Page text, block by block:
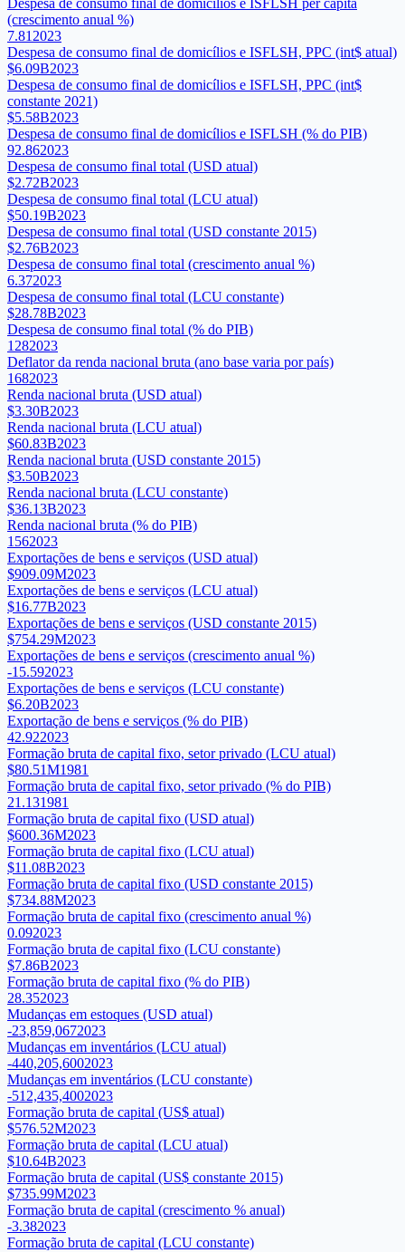
(crescimento anual %)
7.81 2023
Despesa de consumo final de domicílios e ISFLSH, PPC (int$ atual)
$6.09B2023
Despesa de consumo final de domicílios e ISFLSH, PPC (int$
constante 2021)
$5.58B2023
Despesa de consumo final de domicílios e ISFLSH (% do PIB)
92.862023
Despesa de consumo final total (USD atual)
$2.72B2023
Despesa de consumo final total (LCU atual)
$50.19B2023
Despesa de consumo final total (USD constante 2015)
$2.76B2023
Despesa de consumo final total (crescimento anual %)
6.372023
Despesa de consumo final total (LCU constante)
$28.78B2023
Despesa de consumo final total (% do PIB)
1282023
Deflator da renda nacional bruta (ano base varia por país)
1682023
Renda nacional bruta (USD atual)
$3.30B2023
Renda nacional bruta (LCU atual)
$60.83B2023
Renda nacional bruta (USD constante 2015)
$3.50B2023
Renda nacional bruta (LCU constante)
$36.13B2023
Renda nacional bruta (% do PIB)
1562023
Exportações de bens e serviços (USD atual)
$909.09M2023
Exportações de bens e serviços (LCU atual)
$16.77B2023
Exportações de bens e serviços (USD constante 2015)
$754.29M2023
Exportações de bens e serviços (crescimento anual %)
-15.592023
Exportações de bens e serviços (LCU constante)
$6.20B2023
Exportação de bens e serviços (% do PIB)
42.922023
Formação bruta de capital fixo, setor privado (LCU atual)
$80.51M1981
Formação bruta de capital fixo, setor privado (% do PIB)
21.131981
Formação bruta de capital fixo (USD atual)
$600.36M2023
Formação bruta de capital fixo (LCU atual)
$11.08B2023
Formação bruta de capital fixo (USD constante 2015)
$734.88M2023
Formação bruta de capital fixo (crescimento anual %)
0.092023
Formação bruta de capital fixo (LCU constante)
$7.86B2023
Formação bruta de capital fixo (% do PIB)
28.352023
Mudanças em estoques (USD atual)
-23,859,0672023
Mudanças em inventários (LCU atual)
-440,205,6002023
Mudanças em inventários (LCU constante)
-512,435,4002023
Formação bruta de capital (US$ atual)
$576.52M2023
Formação bruta de capital (LCU atual)
$10.64B2023
Formação bruta de capital (US$ constante 2015)
$735.99M2023
Formação bruta de capital (crescimento % anual)
-3.382023
Formação bruta de capital (LCU constante)